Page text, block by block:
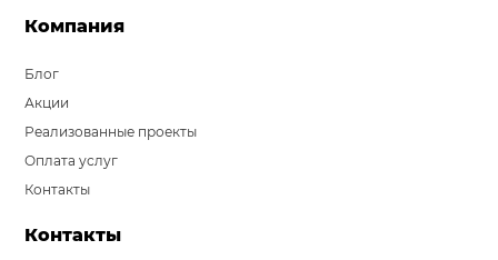
Компания
Блог
Акции
Реализованные проекты
Оплата услуг
Контакты
Контакты